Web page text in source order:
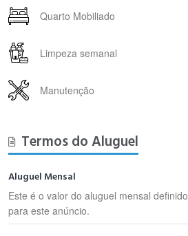
Quarto Mobiliado
Limpeza semanal
Manutenção
Termos do Aluguel
Aluguel Mensal
Este é o valor do aluguel mensal definido
para este anúncio.